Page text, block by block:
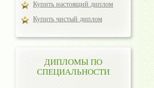
Купить настоящий диплом
Купить чистый диплом
ДИПЛОМЫ ПО
СПЕЦИАЛЬНОСТИ